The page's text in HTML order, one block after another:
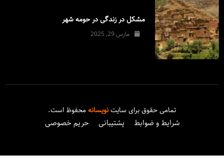
مشکل در زندگی در حومه شهر
مارس 29, 2025
تمامی حقوق برای سایتنویسانهمحفوظ است.
شرایط و ضوابط پشتیبانی حریم خصوصی